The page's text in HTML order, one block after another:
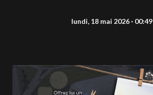
lundi, 18 mai 2026 · 00:49